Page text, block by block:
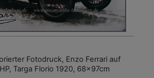
Fotodruck, Enzo Ferrari auf
Targa Florio 1920, 68x97cm